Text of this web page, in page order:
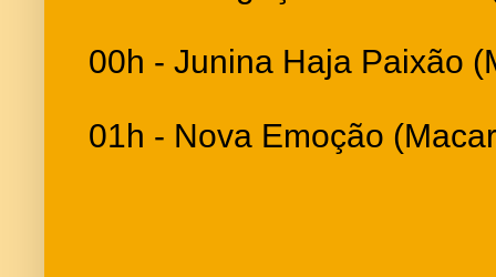
00h - Junina Haja Paixão
01h - Nova Emoção